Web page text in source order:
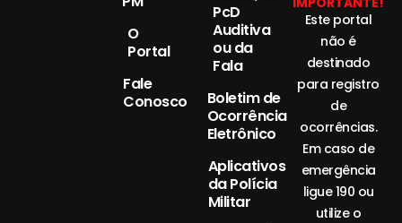
O
Portal
Fale
Conosco
PcD
Auditiva
ou da
Fala
Boletim de
Ocorrência
Eletrônico
Aplicativos
da Polícia
Militar
Este portal
não é
destinado
para registro
de
ocorrências.
Em caso de
emergência
ligue 190 ou
utilize o